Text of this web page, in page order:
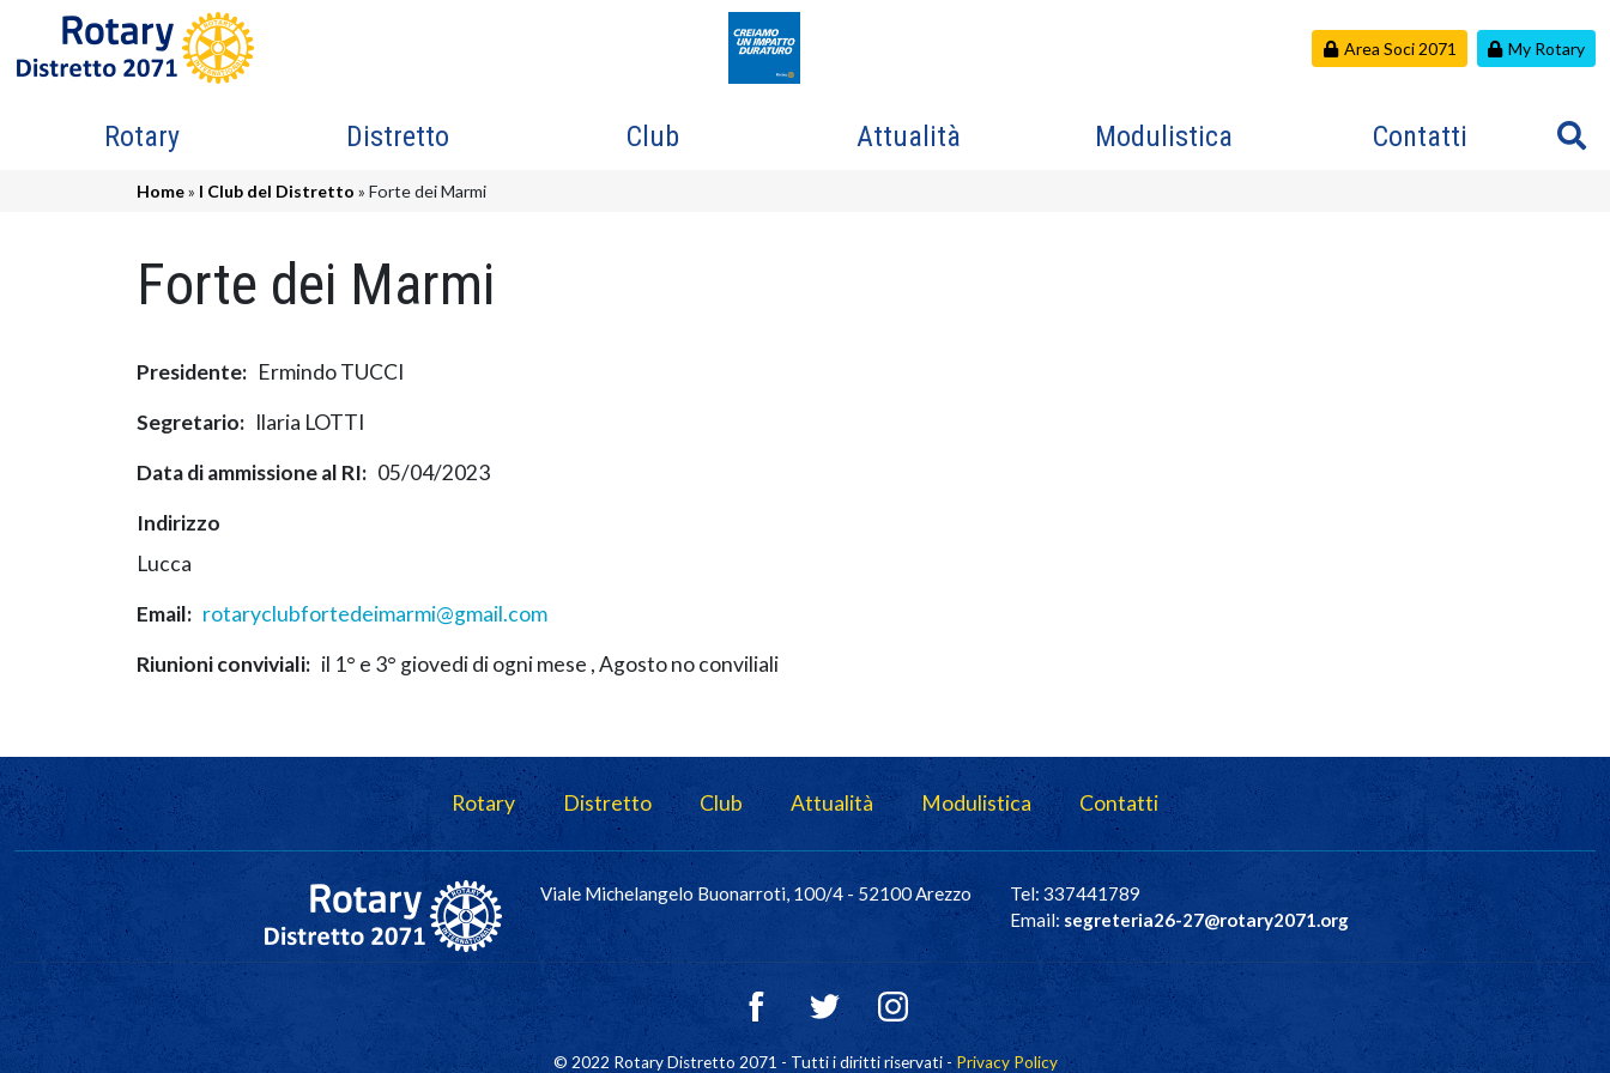
Salta al contenuto principale
Area Soci 2071 My Rotary
Navigazione principale
Rotary Distretto Club Attualità Modulistica Contatti
Briciole di pane
Home I Club del Distretto Forte dei Marmi
Forte dei Marmi
Presidente
Ermindo TUCCI
Segretario
Ilaria LOTTI
Data di ammissione al RI
05/04/2023
Indirizzo
Lucca
Email
rotaryclubfortedeimarmi@gmail.com
Riunioni conviviali
il 1° e 3° giovedi di ogni mese , Agosto no conviliali
Navigazione principale Rotary Distretto Club Attualità Modulistica Contatti
Viale Michelangelo Buonarroti, 100/4 - 52100 Arezzo
Tel: 337441789
Email: segreteria26-27@rotary2071.org
© 2022 Rotary Distretto 2071 - Tutti i diritti riservati - Privacy Policy